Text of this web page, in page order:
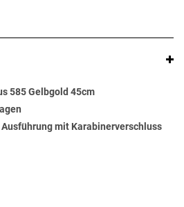
585 Gelbgold 45cm
mit Karabinerverschluss